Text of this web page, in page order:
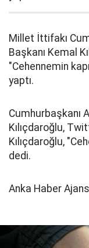
Millet İttifakı
Başkanı Kemal
"Cehennemin
yaptı.
Cumhurbaşkanı
Kılıçdaroğlu,
Kılıçdaroğlu,
dedi.
Anka Haber